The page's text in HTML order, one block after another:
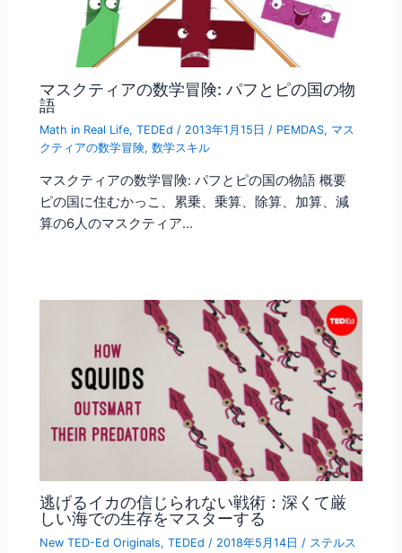
マスクティアの数学冒険: パフとピの国の物
語
Math in Real Life,TEDEd / 2013年1月15日 / PEMDAS, マス
クティアの数学冒険,数学スキル
マスクティアの数学冒険: パフとピの国の物語 概要
ピの国に住むかっこ、累乗、乗算、除算、加算、減
算の6人のマスクティア…
逃げるイカの信じられない戦術：深くて厳
しい海での生存をマスターする
New TED-Ed Originals,TEDEd / 2018年5月14日/ ステルス